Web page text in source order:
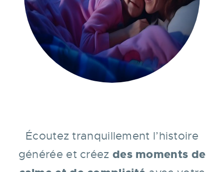
Écoutez tranquillement l’histoire
générée et créez des moments de